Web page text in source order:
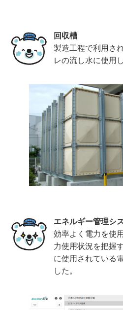
回収槽
製造工程で利用さ
レの流し水に使用
エネルギー管理シ
効率よく電力を使
力使用状況を把握
に使用されている
した。